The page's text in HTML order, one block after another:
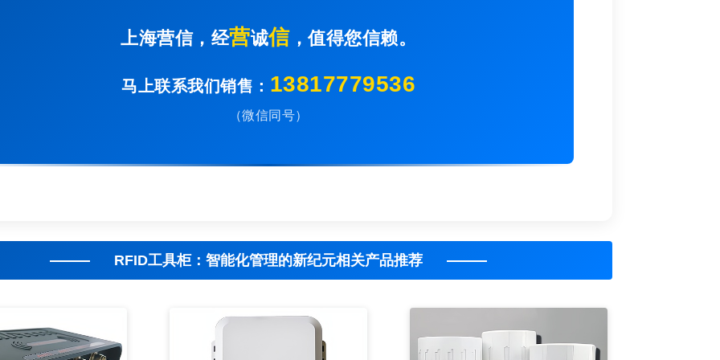
上海营信，经营诚信，值得您信赖。
马上联系我们销售： 13817779536
（微信同号）
RFID工具柜：智能化管理的新纪元相关产品推荐